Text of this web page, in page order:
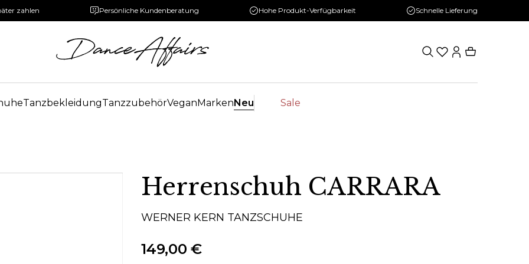
zahlen Persönliche Kundenberatung Hohe Produkt-Verfügbarkeit Schnelle Lieferung
TanzbekleidungTanzzubehörVeganMarkenNeu Sale
Herrenschuh CARRARA
WERNER KERN TANZSCHUHE
149,00 €